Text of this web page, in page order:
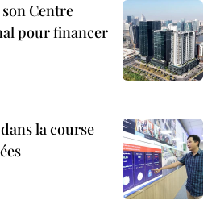
Centre
pour financer
la course